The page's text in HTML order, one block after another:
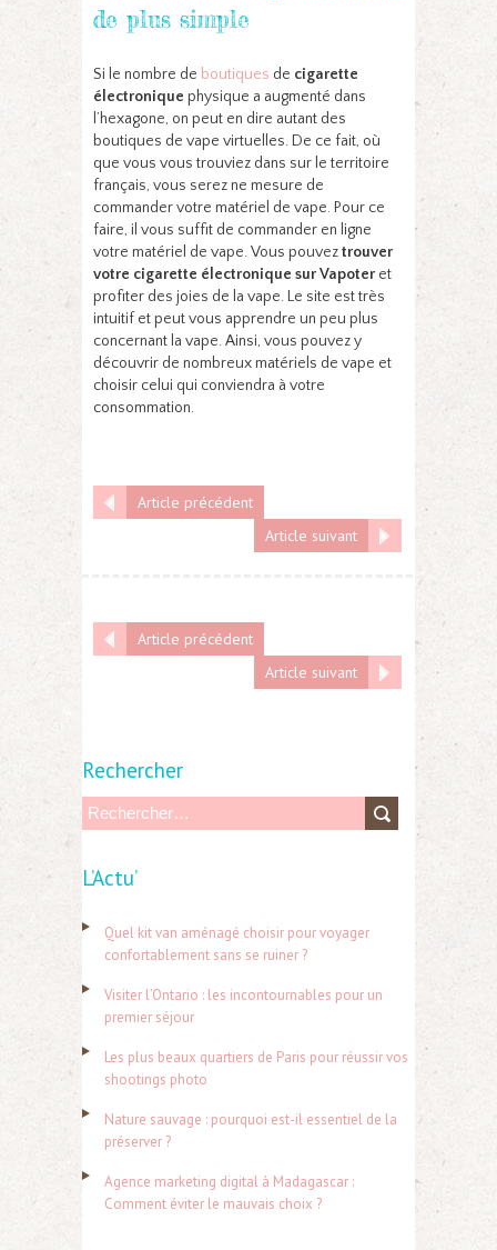
de plus simple
Si le nombre de boutiques de cigarette
électronique physique a augmenté dans
l’hexagone, on peut en dire autant des
boutiques de vape virtuelles. De ce fait, où
que vous vous trouviez dans sur le territoire
français, vous serez ne mesure de
commander votre matériel de vape. Pour ce
faire, il vous suffit de commander en ligne
votre matériel de vape. Vous pouveztrouver
votre cigarette électronique sur Vapoter et
profiter des joies de la vape. Le site est très
intuitif et peut vous apprendre un peu plus
concernant la vape. Ainsi, vous pouvez y
découvrir de nombreux matériels de vape et
choisir celui qui conviendra à votre
consommation.
Article précédent
Article suivant
Article précédent
Article suivant
Rechercher
h
r
:
L’Actu’
Quel kit van aménagé choisir pour voyager
confortablement sans se ruiner ?
Visiter l’Ontario : les incontournables pour un
premier séjour
Les plus beaux quartiers de Paris pour réussir vos
shootings photo
Nature sauvage : pourquoi est-il essentiel de la
préserver ?
Agence marketing digital à Madagascar :
Comment éviter le mauvais choix ?